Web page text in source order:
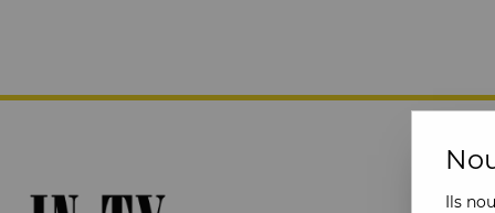
Ils